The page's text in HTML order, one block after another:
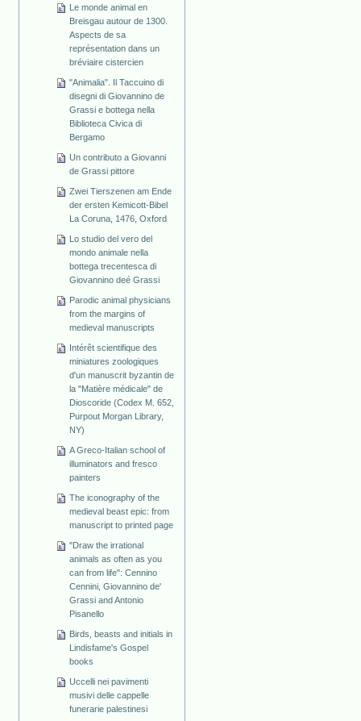
Le monde animal en
Breisgau autour de 1300.
Aspects de sa
représentation dans un
bréviaire cistercien
"Animalia". Il Taccuino di
disegni di Giovannino de
Grassi e bottega nella
Biblioteca Civica di
Bergamo
Un contributo a Giovanni
de Grassi pittore
Zwei Tierszenen am Ende
der ersten Kemicott-Bibel
La Coruna, 1476, Oxford
Lo studio del vero del
mondo animale nella
bottega trecentesca di
Giovannino deé Grassi
Parodic animal physicians
from the margins of
medieval manuscripts
Intérêt scientifique des
miniatures zoologiques
d'un manuscrit byzantin de
la "Matière médicale" de
Dioscoride (Codex M. 652,
Purpout Morgan Library,
NY)
A Greco-Italian school of
illuminators and fresco
painters
The iconography of the
medieval beast epic: from
manuscript to printed page
"Draw the irrational
animals as often as you
can from life": Cennino
Cennini, Giovannino de'
Grassi and Antonio
Pisanello
Birds, beasts and initials in
Lindisfame's Gospel
books
Uccelli nei pavimenti
musivi delle cappelle
funerarie palestinesi